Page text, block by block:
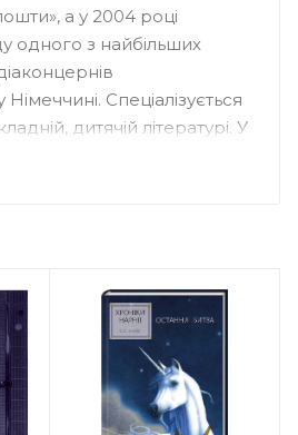
а у 2004 році
одного з найбільших
Спеціалізується
дитячій літературі. У
друком світові
світ книги
Кокотюхи та інших.
багатьма книжковими
«Світові бестселери —
української прози».